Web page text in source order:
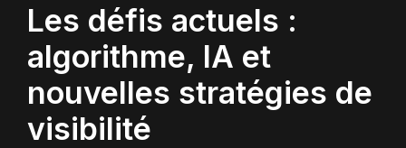
Les défis actuels :
algorithme, IA et
nouvelles stratégies de
visibilité